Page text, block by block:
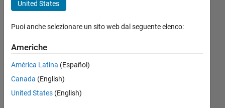
(exported
Design
Data in
an .sldd
file) to a
csv file?
United States
Puoi anche selezionare un sito web dal seguente elenco:
Americhe
América Latina (Español)
Canada (English)
United States (English)